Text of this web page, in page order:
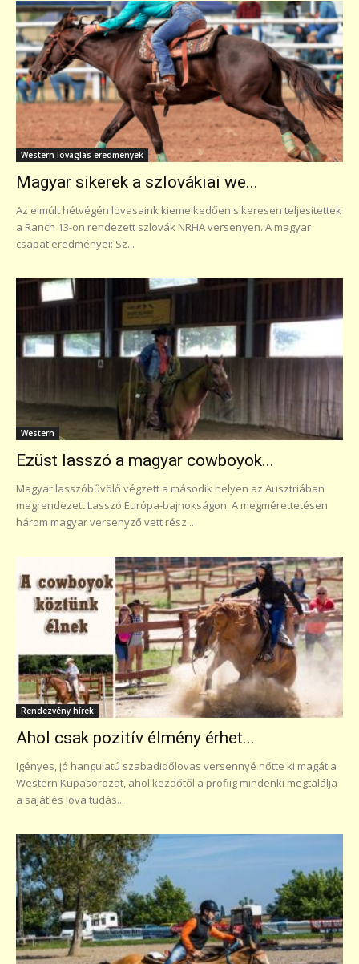
Western lovaglás eredmények
Magyar sikerek a szlovákiai we...
Az elmúlt hétvégén lovasaink kiemelkedően sikeresen teljesítettek
a Ranch 13-on rendezett szlovák NRHA versenyen. A magyar
csapat eredményei: Sz...
Western
Ezüst lasszó a magyar cowboyok...
Magyar lasszóbűvölő végzett a második helyen az Ausztriában
megrendezett Lasszó Európa-bajnokságon. A megmérettetésen
három magyar versenyző vett rész...
Rendezvény hírek
Ahol csak pozitív élmény érhet...
Igényes, jó hangulatú szabadidőlovas versennyé nőtte ki magát a
Western Kupasorozat, ahol kezdőtől a profiig mindenki megtalálja
a saját és lova tudás...